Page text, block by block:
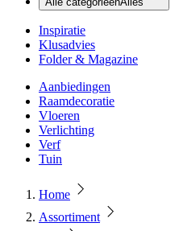
Inspiratie
Klusadvies
Folder & Magazine
Aanbiedingen
Raamdecoratie
Vloeren
Verlichting
Verf
Tuin
Home
Assortiment